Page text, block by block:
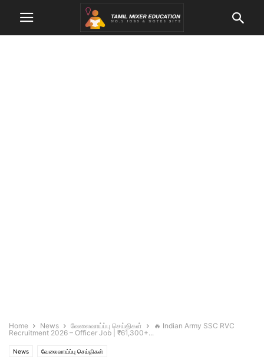
Home News வேலைவாய்ப்பு செய்திகள்
🔥 Indian Army SSC RVC
Recruitment 2026 – Officer Job | ₹61,300+...
News வேலைவாய்ப்பு செய்திகள்